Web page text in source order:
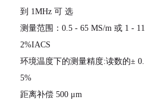
到 1MHz 可 选
测量范围：0.5 - 65 MS/m 或 1 - 11
2%IACS
环境温度下的测量精度:读数的± 0.
5%
距离补偿 500 μm